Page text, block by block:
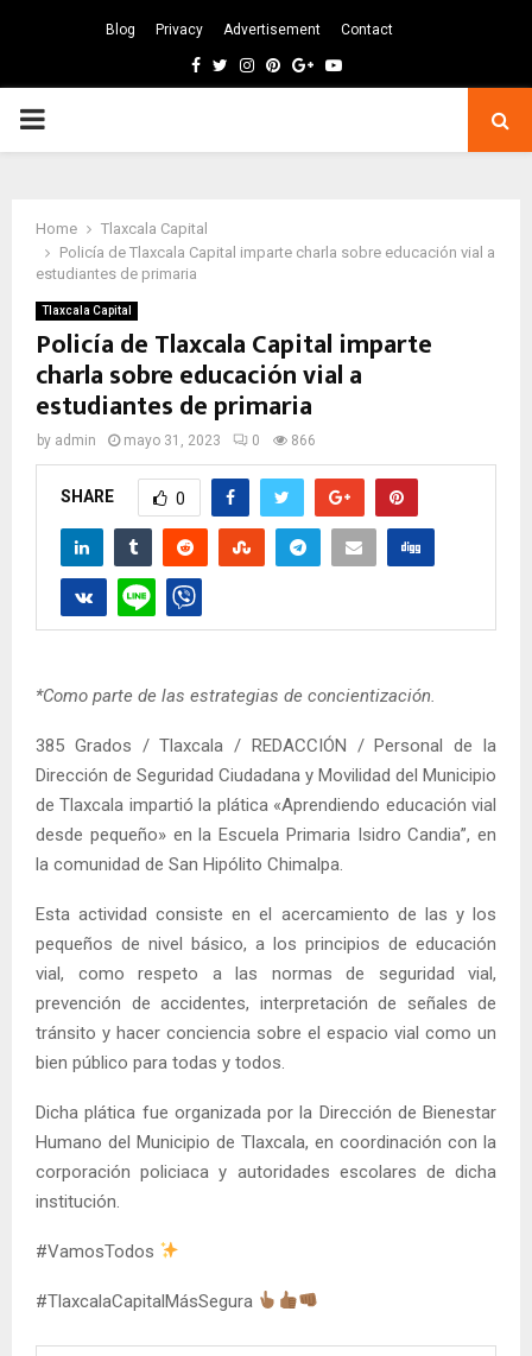
Blog Privacy Advertisement Contact
Facebook
TwitterInstagram
Pinterest
GoogleYoutube
PRIMARY
Home
Tlaxcala Capital
Policía de Tlaxcala Capital imparte charla sobre educación vial a
estudiantes de primaria
Tlaxcala Capital
Policía de Tlaxcala Capital imparte
charla sobre educación vial a
estudiantes de primaria
by admin mayo 31, 2023 0 866
SHARE 0
*Como parte de las estrategias de concientización.
385 Grados / Tlaxcala / REDACCIÓN / Personal de la
Dirección de Seguridad Ciudadana y Movilidad del Municipio
de Tlaxcala impartió la plática «Aprendiendo educación vial
desde pequeño» en la Escuela Primaria Isidro Candia”, en
la comunidad de San Hipólito Chimalpa.
Esta actividad consiste en el acercamiento de las y los
pequeños de nivel básico, a los principios de educación
vial, como respeto a las normas de seguridad vial,
prevención de accidentes, interpretación de señales de
tránsito y hacer conciencia sobre el espacio vial como un
bien público para todas y todos.
Dicha plática fue organizada por la Dirección de Bienestar
Humano del Municipio de Tlaxcala, en coordinación con la
corporación policiaca y autoridades escolares de dicha
institución.
#VamosTodos
#TlaxcalaCapitalMásSegura